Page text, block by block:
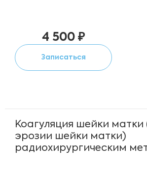
4 500 ₽
Записаться
Коагуляция шейки матки
эрозии шейки матки)
радиохирургическим